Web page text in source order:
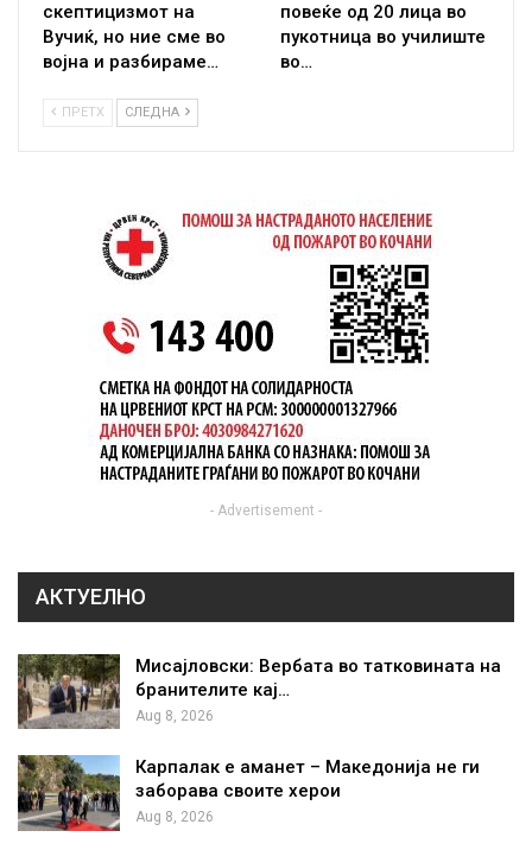
скептицизмот на
Вучиќ, но ние сме во
војна и разбираме…
повеќе од 20 лица во
пукотница во училиште
во…
ПРЕТХ СЛЕДНА
- Advertisement -
АКТУЕЛНО
Мисајловски: Вербата во татковината на
бранителите кај…
Aug 8, 2026
Карпалак е аманет – Македонија не ги
заборава своите херои
Aug 8, 2026